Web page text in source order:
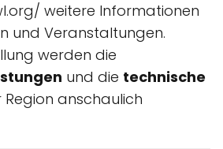
weitere Informationen
und Veranstaltungen.
werden die
und die technische
Region anschaulich